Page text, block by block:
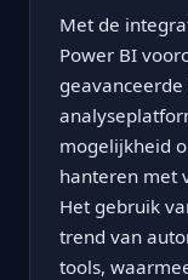
Met de
Power BI
mogelijkheid
hanteren met
Het gebruik
trend van
tools,